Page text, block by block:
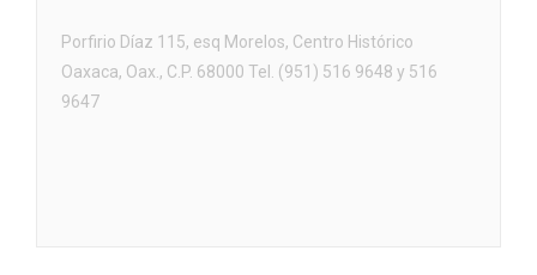
Porfirio Díaz 115, esq Morelos, Centro Histórico
Oaxaca, Oax., C.P. 68000 Tel. (951) 516 9648 y 516
9647